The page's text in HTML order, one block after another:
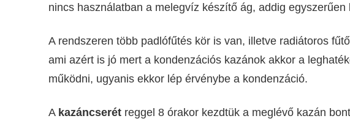
nincs használatban a melegvíz készítő ág, addig
A rendszeren több padlófűtés kör is van, illetve radiátoros
ami azért is jó mert a kondenzációs kazánok akkor a
működni, ugyanis ekkor lép érvénybe a kondenzáció.
A kazáncserét reggel 8 órakor kezdtük a meglévő kazán